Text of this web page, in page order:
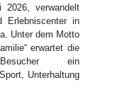
verwandelt
Erlebniscenter in
Unter dem Motto
erwartet die
ein
Unterhaltung